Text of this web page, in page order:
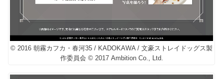
© 2016 朝霧カフカ・春河35 / KADOKAWA / 文豪ストレイドッグス製
作委員会 © 2017 Ambition Co., Ltd.